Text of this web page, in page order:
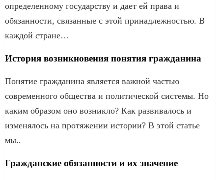
определенному государству и дает ей права и
обязанности, связанные с этой принадлежностью. В
каждой стране…
История возникновения понятия гражданина
Понятие гражданина является важной частью
современного общества и политической системы. Но
каким образом оно возникло? Как развивалось и
изменялось на протяжении истории? В этой статье
мы..
Гражданские обязанности и их значение